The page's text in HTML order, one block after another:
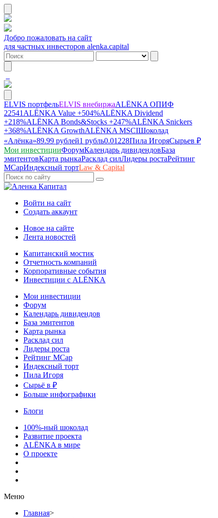
Добро пожаловать на сайт
для частных инвесторов alenka.capital
ELVIS портфельELVIS внебиржаALЁNKA ОПИФ
22541 ALЁNKA Value +504%ALЁNKA Dividend
+218%ALЁNKA Bonds&Stocks +247%ALЁNKA Snickers
+368%ALЁNKA GrowthALЁNKA MSCIШоколад
«Алёнка»89.99 рублей1 рубль0.01228Пила ИгоряСырьев ₽
Мои инвестицииФорумКалендарь дивидендовБаза
эмитентовКарта рынкаРасклад силЛидеры ростаРейтинг
MCapИндексный тортLaw & Capital
Войти на сайт
Создать аккаунт
Новое на сайте
Лента новостей
Капитанский мостик
Отчетность компаний
Корпоративные события
Инвестиции с ALЁNKA
Мои инвестиции
Форум
Календарь дивидендов
База эмитентов
Карта рынка
Расклад сил
Лидеры роста
Рейтинг MCap
Индексный торт
Пила Игоря
Сырьё в ₽
Больше инфографики
Блоги
100%-ный шоколад
Развитие проекта
ALЁNKA в мире
О проекте
Меню
Главная>